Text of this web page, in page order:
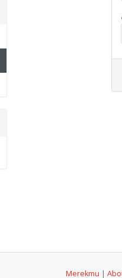
Merekmu |